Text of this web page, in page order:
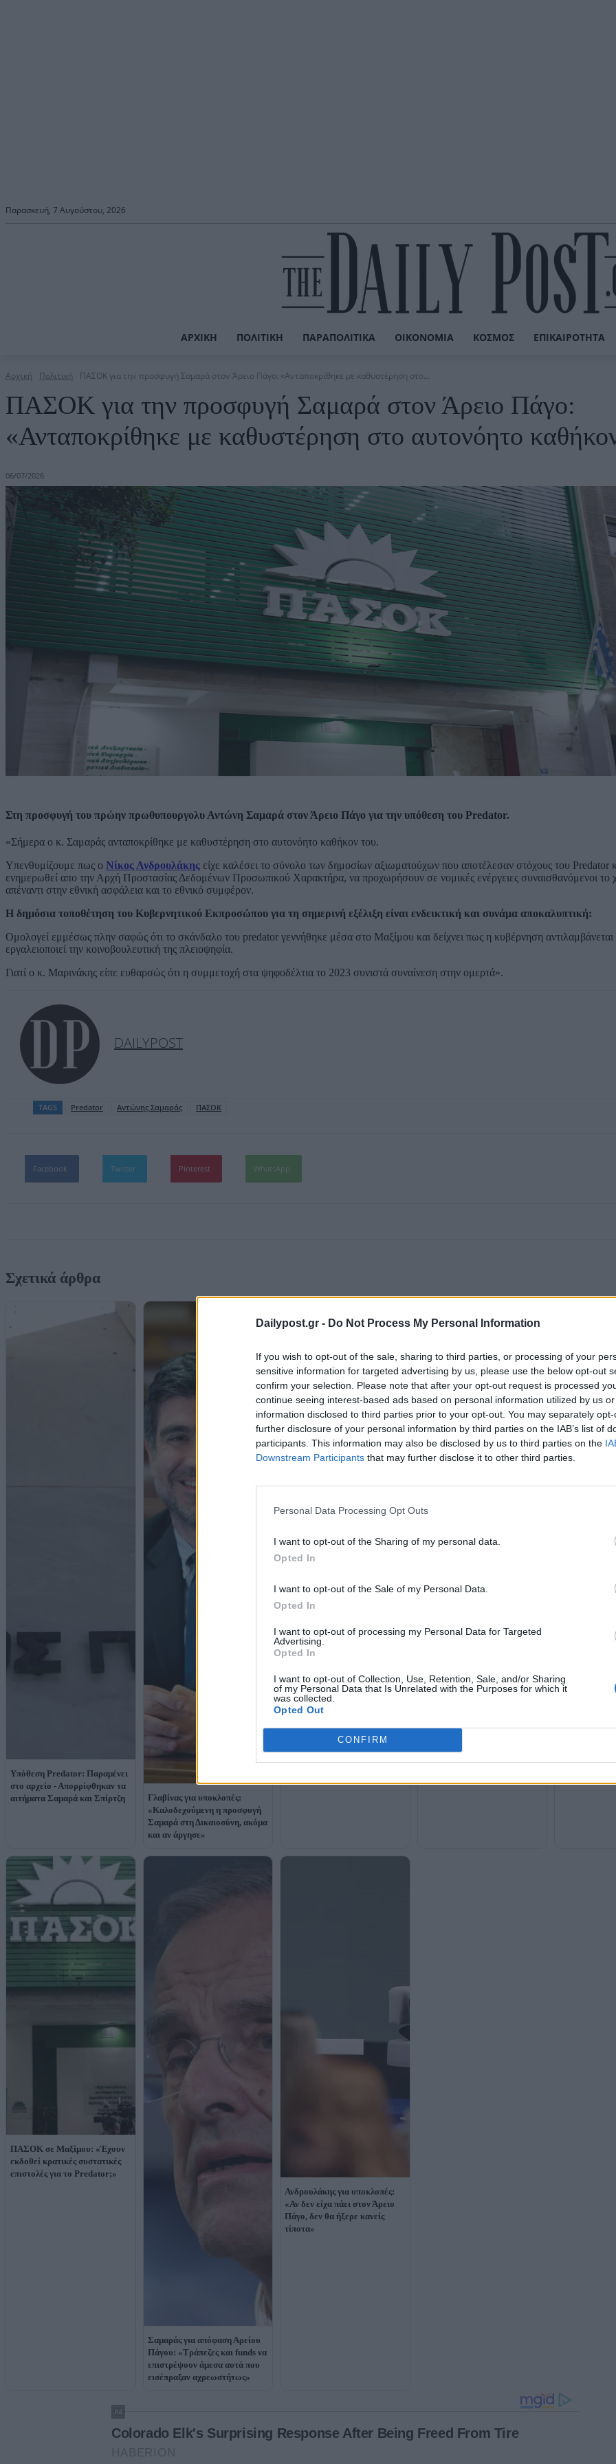
Dailypost.gr - Do Not Process My Personal Information
If you wish to opt-out of the sale, sharing to third parties, or processing of your
sensitive information for targeted advertising by us, please use the below opt-out
confirm your selection. Please note that after your opt-out request is processed
continue seeing interest-based ads based on personal information utilized by us
information disclosed to third parties prior to your opt-out. You may separately
further disclosure of your personal information by third parties on the IAB’s list of
participants. This information may also be disclosed by us to third parties on the
Downstream Participants that may further disclose it to other third parties.
Personal Data Processing Opt Outs
I want to opt-out of the Sharing of my personal data.
Opted In
I want to opt-out of the Sale of my Personal Data.
Opted In
I want to opt-out of processing my Personal Data for Targeted
Advertising.
Opted In
I want to opt-out of Collection, Use, Retention, Sale, and/or Sharing
of my Personal Data that Is Unrelated with the Purposes for which it
was collected.
Opted Out
CONFIRM
Παρασκευή, 7 Αυγούστου, 2026
ΑΡΧΙΚΉ ΠΟΛΙΤΙΚΉ ΠΑΡΑΠΟΛΙΤΙΚΆ ΟΙΚΟΝΟΜΊΑ ΚΌΣΜΟΣ ΕΠΙΚΑΙΡΌΤΗΤΑ
Αρχική Πολιτική ΠΑΣΟΚ για την προσφυγή Σαμαρά στον Άρειο Πάγο: «Ανταποκρίθηκε με καθυστέρηση στο...
ΠΑΣΟΚ για την προσφυγή Σαμαρά στον Άρειο Πάγο:
«Ανταποκρίθηκε με καθυστέρηση στο αυτονόητο
06/07/2026
Στη προσφυγή του πρώην πρωθυπουργολυ Αντώνη Σαμαρά στον Άρειο Πάγο για την υπόθεση του Predator.
«Σήμερα ο κ. Σαμαράς ανταποκρίθηκε με καθυστέρηση στο αυτονόητο καθήκον του.
Υπενθυμίζουμε πως ο Νίκος Ανδρουλάκης είχε καλέσει το σύνολο των δημοσίων αξιωματούχων που αποτέλεσαν στόχους του Predator
ενημερωθεί απο την Αρχή Προστασίας Δεδομένων Προσωπικού Χαρακτήρα, να προχωρήσουν σε νομικές ενέργειες συναισθανόμενοι το
απέναντι στην εθνική ασφάλεια και το εθνικό συμφέρον.
Η δημόσια τοποθέτηση του Κυβερνητικού Εκπροσώπου για τη σημερινή εξέλιξη είναι ενδεικτική και συνάμα αποκαλυπτική:
Ομολογεί εμμέσως πλην σαφώς ότι το σκάνδαλο του predator γεννήθηκε μέσα στο Μαξίμου και δείχνει πως η κυβέρνηση αντιλαμβάνεται
εργαλειοποιεί την κοινοβουλευτική της πλειοψηφία.
Γιατί ο κ. Μαρινάκης είπε ευθαρσώς ότι η συμμετοχή στα ψηφοδέλτια το 2023 συνιστά συναίνεση στην ομερτά».
DAILYPOST
TAGS Predator Αντώνης Σαμαράς ΠΑΣΟΚ
Facebook Twitter Pinterest WhatsApp
Σχετικά άρθρα
Υπόθεση Predator: Παραμένει
στο αρχείο - Απορρίφθηκαν τα
αιτήματα Σαμαρά και Σπίρτζη
Γλαβίνας για υποκλοπές:
«Καλοδεχούμενη η προσφυγή
Σαμαρά στη Δικαιοσύνη, ακόμα
και αν άργησε»
Συνεργάτες Σαμαρά για
Μαρινάκη: «Γιατί συσχετίζει
και τις εκλογές του 2023;»
Στον Άρειο Πάγο ο Σαμαράς
κυβέρνησης
ΠΑΣΟΚ κατά
ΠΑΣΟΚ σε Μαξίμου: «Έχουν
εκδοθεί κρατικές συστατικές
επιστολές για το Predator;»
Σαμαράς για απόφαση Αρείου
Πάγου: «Τράπεζες και funds να
επιστρέψουν άμεσα αυτά που
εισέπραξαν αχρεωστήτως»
Ανδρουλάκης για υποκλοπές:
«Αν δεν είχα πάει στον Άρειο
Πάγο, δεν θα ήξερε κανείς
τίποτα»